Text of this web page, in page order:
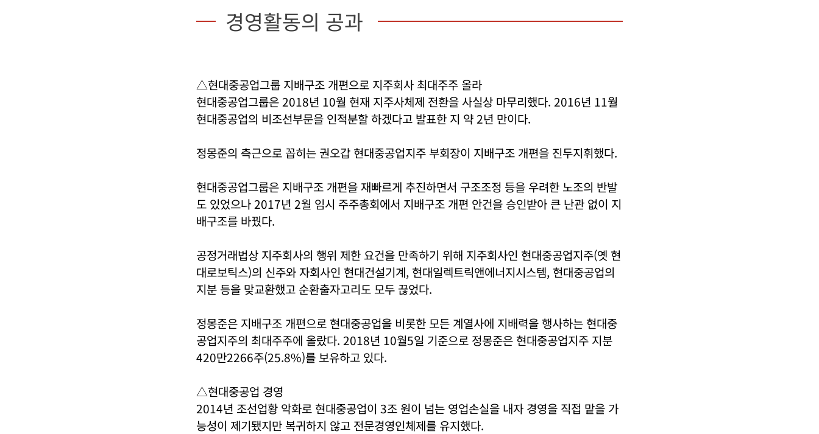
경영활동의 공과
△현대중공업그룹 지배구조 개편으로 지주회사 최대주주 올라
현대중공업그룹은 2018년 10월 현재 지주사체제 전환을 사실상 마무리했다. 2016년 11월
현대중공업의 비조선부문을 인적분할 하겠다고 발표한 지 약 2년 만이다.
정몽준의 측근으로 꼽히는 권오갑 현대중공업지주 부회장이 지배구조 개편을 진두지휘했다.
현대중공업그룹은 지배구조 개편을 재빠르게 추진하면서 구조조정 등을 우려한 노조의 반발
도 있었으나 2017년 2월 임시 주주총회에서 지배구조 개편 안건을 승인받아 큰 난관 없이 지
배구조를 바꿨다.
공정거래법상 지주회사의 행위 제한 요건을 만족하기 위해 지주회사인 현대중공업지주(옛 현
대로보틱스)의 신주와 자회사인 현대건설기계, 현대일렉트릭앤에너지시스템, 현대중공업의
지분 등을 맞교환했고 순환출자고리도 모두 끊었다.
정몽준은 지배구조 개편으로 현대중공업을 비롯한 모든 계열사에 지배력을 행사하는 현대중
공업지주의 최대주주에 올랐다. 2018년 10월5일 기준으로 정몽준은 현대중공업지주 지분
420만2266주(25.8%)를 보유하고 있다.
△현대중공업 경영
2014년 조선업황 악화로 현대중공업이 3조 원이 넘는 영업손실을 내자 경영을 직접 맡을 가
능성이 제기됐지만 복귀하지 않고 전문경영인체제를 유지했다.